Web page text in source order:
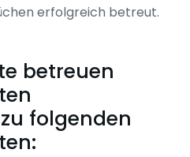
erfolgreich betreut.
betreuen
folgenden